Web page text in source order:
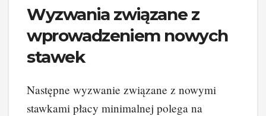
Wyzwania związane z
wprowadzeniem nowych
stawek
Następne wyzwanie związane z nowymi
stawkami płacy minimalnej polega na